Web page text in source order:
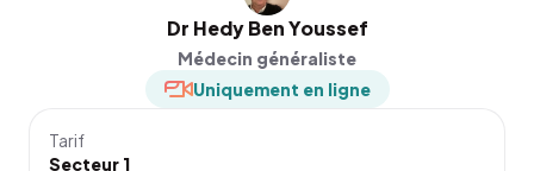
Dr Hedy Ben Youssef
Médecin généraliste
Uniquement en ligne
Tarif
Secteur 1